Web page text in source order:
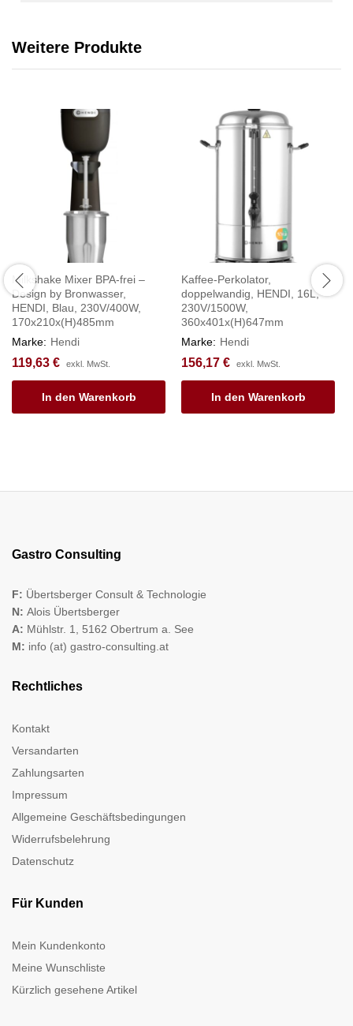
Weitere Produkte
Milkshake Mixer BPA-frei –
Design by Bronwasser,
HENDI, Blau, 230V/400W,
170x210x(H)485mm
Marke: Hendi
119,63 € exkl. MwSt.
In den Warenkorb
Kaffee-Perkolator,
doppelwandig, HENDI, 16L,
230V/1500W,
360x401x(H)647mm
Marke: Hendi
156,17 € exkl. MwSt.
In den Warenkorb
Gastro Consulting
F: Übertsberger Consult & Technologie
N: Alois Übertsberger
A: Mühlstr. 1, 5162 Obertrum a. See
M: info (at) gastro-consulting.at
Rechtliches
Kontakt
Versandarten
Zahlungsarten
Impressum
Allgemeine Geschäftsbedingungen
Widerrufsbelehrung
Datenschutz
Für Kunden
Mein Kundenkonto
Meine Wunschliste
Kürzlich gesehene Artikel